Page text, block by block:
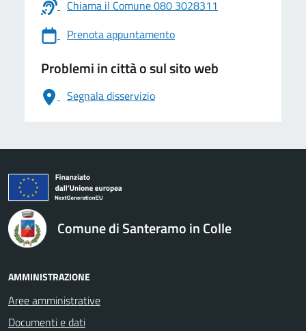
Chiama il Comune 080 3028311
Prenota appuntamento
Problemi in città o sul sito web
Segnala disservizio
logo Unione Europea
Comune di Santeramo in Colle
AMMINISTRAZIONE
Aree amministrative
Documenti e dati